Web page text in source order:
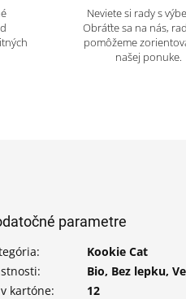
Neviete si rady s
Obráťte sa na nás,
pomôžeme
našej ponuke.
parametre
:
Kookie Cat
:
Bio, Bez lepku,
kartóne:
12